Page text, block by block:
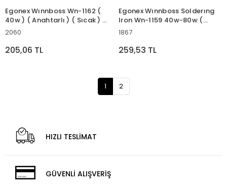
Egonex Wınnboss Wn-1162 (
40w ) ( Anahtarlı ) ( Sıcak ) (
Kalın Mum ) Silikon
)*70
2060
205,06 TL
Egonex Wınnboss Solderıng
Iron Wn-1159 40w-80w (
Tabanca ) Havya Ac220-
1867
259,53 TL
1 2
HIZLI TESLİMAT
GÜVENLİ ALIŞVERİŞ